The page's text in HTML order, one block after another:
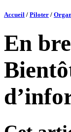
Accueil / Piloter /
En